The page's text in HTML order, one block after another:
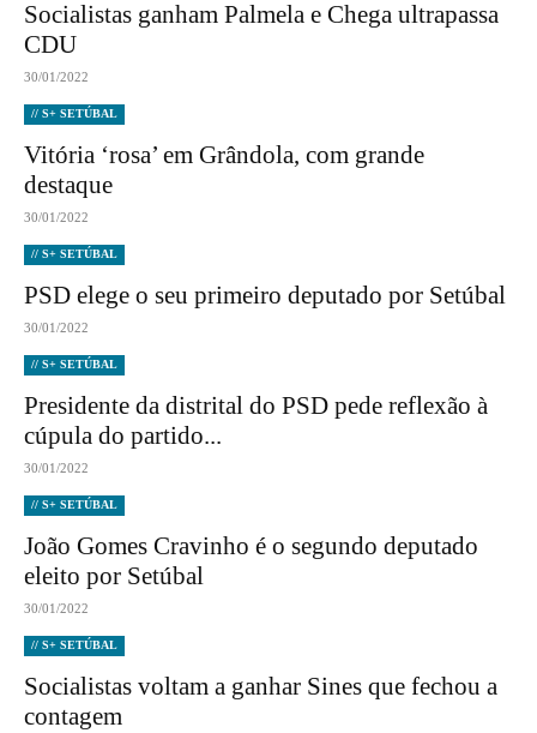
Socialistas ganham Palmela e Chega ultrapassa
CDU
30/01/2022
// S+ SETÚBAL
Vitória ‘rosa’ em Grândola, com grande
destaque
30/01/2022
// S+ SETÚBAL
PSD elege o seu primeiro deputado por Setúbal
30/01/2022
// S+ SETÚBAL
Presidente da distrital do PSD pede reflexão à
cúpula do partido...
30/01/2022
// S+ SETÚBAL
João Gomes Cravinho é o segundo deputado
eleito por Setúbal
30/01/2022
// S+ SETÚBAL
Socialistas voltam a ganhar Sines que fechou a
contagem